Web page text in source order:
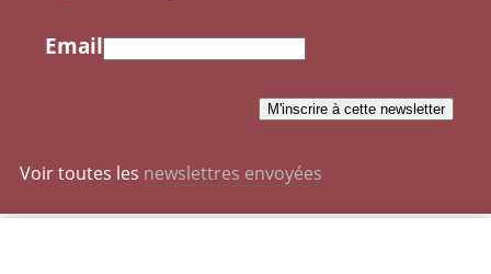
Email
Voir toutes les newslettres envoyées